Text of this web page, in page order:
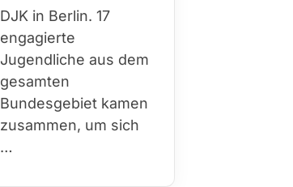
DJK in Berlin. 17
engagierte
Jugendliche aus dem
gesamten
Bundesgebiet kamen
zusammen, um sich
…